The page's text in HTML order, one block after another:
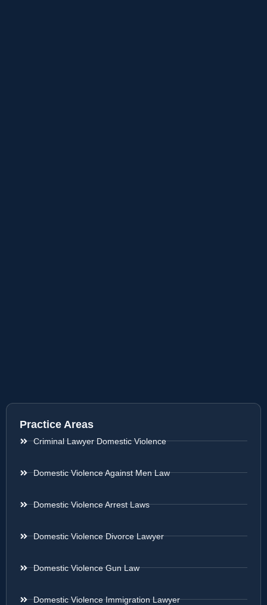
Practice Areas
Criminal Lawyer Domestic Violence
Domestic Violence Against Men Law
Domestic Violence Arrest Laws
Domestic Violence Divorce Lawyer
Domestic Violence Gun Law
Domestic Violence Immigration Lawyer